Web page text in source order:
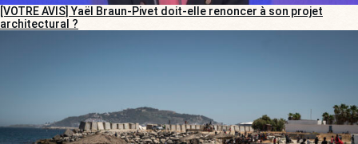
[VOTRE AVIS] Yaël Braun-Pivet doit-elle renoncer à son projet
architectural ?